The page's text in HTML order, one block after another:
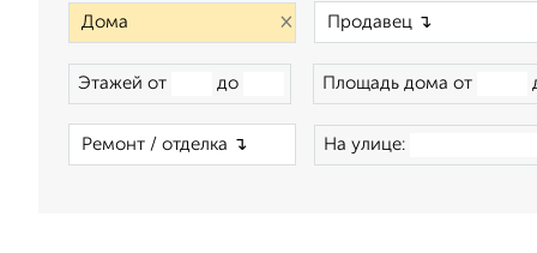
×
Этажей от до Площадь дома от
На улице: